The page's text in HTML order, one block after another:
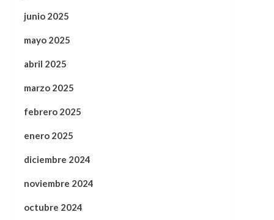
junio 2025
mayo 2025
abril 2025
marzo 2025
febrero 2025
enero 2025
diciembre 2024
noviembre 2024
octubre 2024